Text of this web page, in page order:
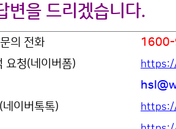
변을 드리겠습니다.
의 전화
요청(네이버폼)
이버톡톡)